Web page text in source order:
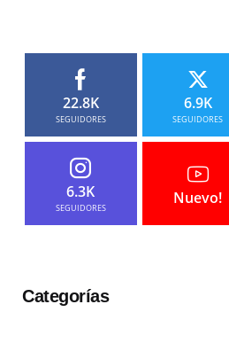
22.8K
SEGUIDORES
6.9K
SEGUIDORES
6.3K
SEGUIDORES
Nuevo!
Categorías